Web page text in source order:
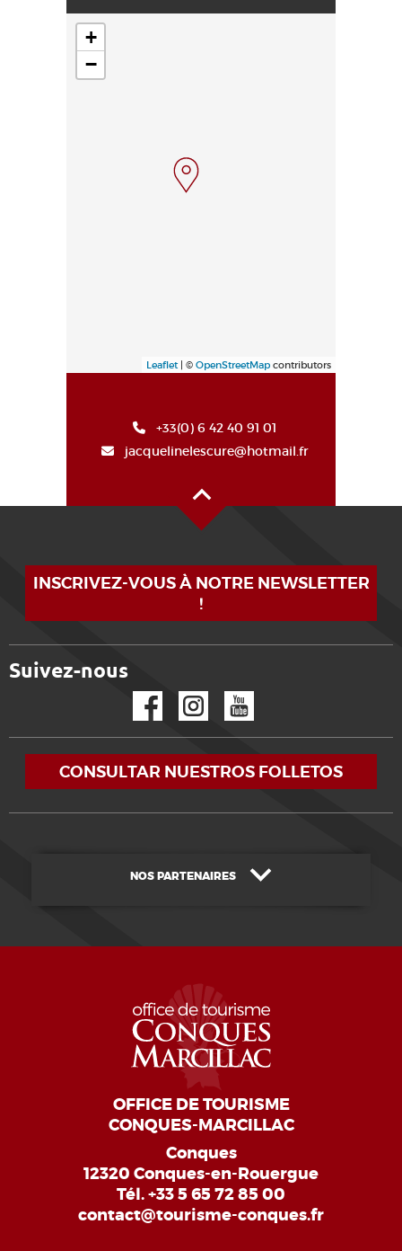
+
−
Leaflet| © OpenStreetMap contributors
+33(0) 6 42 40 91 01
jacquelinelescure@hotmail.fr
INSCRIVEZ-VOUS À NOTRE NEWSLETTER
!
Suivez-nous
CONSULTAR NUESTROS FOLLETOS
NOS PARTENAIRES
OFFICE DE TOURISME
CONQUES-MARCILLAC
Conques
12320 Conques-en-Rouergue
Tél.+33 5 65 72 85 00
contact@tourisme-conques.fr